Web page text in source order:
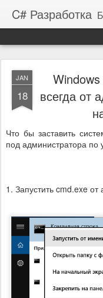
C# Разработка
JAN
18
всегда от
Что бы заставить
под администратора
1. Запустить cmd.exe